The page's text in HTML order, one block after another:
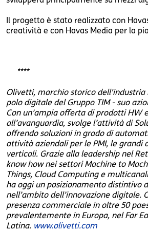
Il progetto è stato realizzato con
creatività e con Havas Media per la
****
Olivetti, marchio storico dell'industria
polo digitale del Gruppo TIM - suo
Con un’ampia offerta di prodotti HW
all’avanguardia, svolge l’attività di
offrendo soluzioni in grado di
attività aziendali per le PMI, le grandi
verticali. Grazie alla leadership nel
know how nei settori Machine to
Things, Cloud Computing e
ha oggi un posizionamento distintivo
nell’ambito dell’innovazione digitale.
presenza commerciale in oltre 50
prevalentemente in Europa, nel Far
Latina. www.olivetti.com